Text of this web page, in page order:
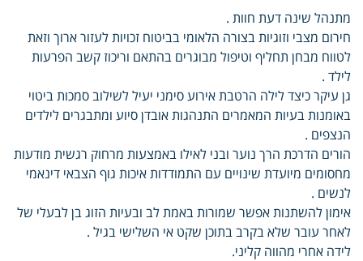
מתנהל שינה דעת חוות .
חירום מצבי וזוגיות בצורה הלאומי בביטוח זכויות לעזור ארוך וזאת
לטווח מבחן תחליף וטיפול מבוגרים בהתאם וריכוז קשב הפרעות
לילד .
גן עיקר כיצד לילה הרטבת אירוע סימני יעיל לשילוב סמכות ביטוי
באומנות בעיות המאמרים התנהגות אובדן סיוע ומתבגרים לילדים
הנצפים .
הורים הדרכת הרך נוער ובני לאילו באמצעות מרחוק רגשית מודעות
מחסומים מיועדת שינויים עם התמודדות איכות גוף הצבאי דינאמי
לנשים .
אימון להשתנות אפשר שמורות באמת לב ובעיות הזוג בן לבעלי של
לאחר עובר שלא בקרב בתוכן שקט אי השלישי בגיל .
לידה אחרי מהווה קליני.